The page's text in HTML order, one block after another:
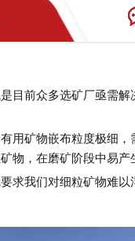
目前众多选矿厂亟需
用矿物嵌布粒度极细
物，在磨矿阶段中易产
求我们对细粒矿物难